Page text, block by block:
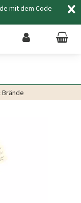
mit dem Code